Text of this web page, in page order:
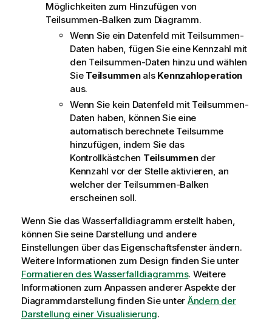
Möglichkeiten zum Hinzufügen von
Teilsummen-Balken zum Diagramm.
Wenn Sie ein Datenfeld mit Teilsummen-
Daten haben, fügen Sie eine Kennzahl mit
den Teilsummen-Daten hinzu und wählen
Sie Teilsummenals Kennzahloperation
aus.
Wenn Sie kein Datenfeld mit Teilsummen-
Daten haben, können Sie eine
automatisch berechnete Teilsumme
hinzufügen, indem Sie das
Kontrollkästchen Teilsummender
Kennzahl vor der Stelle aktivieren, an
welcher der Teilsummen-Balken
erscheinen soll.
Wenn Sie das Wasserfalldiagramm erstellt haben,
können Sie seine Darstellung und andere
Einstellungen über das Eigenschaftsfenster ändern.
Weitere Informationen zum Design finden Sie unter
Formatieren des Wasserfalldiagramms. Weitere
Informationen zum Anpassen anderer Aspekte der
Diagrammdarstellung finden Sie unter Ändern der
Darstellung einer Visualisierung.